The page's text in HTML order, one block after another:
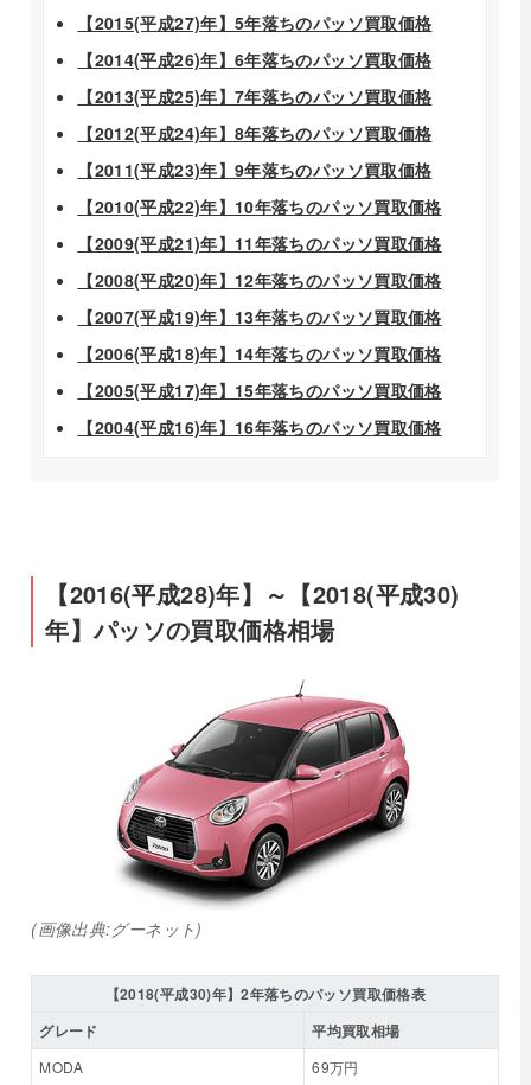
【2015(平成27)年】5年落ちのパッソ買取価格
【2014(平成26)年】6年落ちのパッソ買取価格
【2013(平成25)年】7年落ちのパッソ買取価格
【2012(平成24)年】8年落ちのパッソ買取価格
【2011(平成23)年】9年落ちのパッソ買取価格
【2010(平成22)年】10年落ちのパッソ買取価格
【2009(平成21)年】11年落ちのパッソ買取価格
【2008(平成20)年】12年落ちのパッソ買取価格
【2007(平成19)年】13年落ちのパッソ買取価格
【2006(平成18)年】14年落ちのパッソ買取価格
【2005(平成17)年】15年落ちのパッソ買取価格
【2004(平成16)年】16年落ちのパッソ買取価格
【2016(平成28)年】～【2018(平成30)
年】パッソの買取価格相場
(画像出典:グーネット)
【2018(平成30)年】2年落ちのパッソ買取価格表
グレード
平均買取相場
MODA
69万円